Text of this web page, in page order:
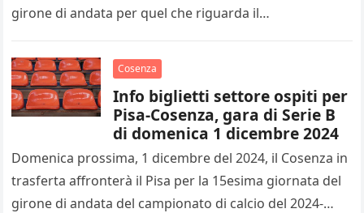
girone di andata per quel che riguarda il…
Cosenza
Info biglietti settore ospiti per
Pisa-Cosenza, gara di Serie B
di domenica 1 dicembre 2024
Domenica prossima, 1 dicembre del 2024, il Cosenza in
trasferta affronterà il Pisa per la 15esima giornata del
girone di andata del campionato di calcio del 2024-